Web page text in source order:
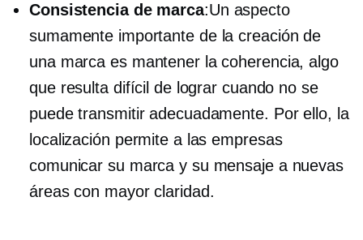
Consistencia de marca:Un aspecto
sumamente importante de la creación de
una marca es mantener la coherencia, algo
que resulta difícil de lograr cuando no se
puede transmitir adecuadamente. Por ello, la
localización permite a las empresas
comunicar su marca y su mensaje a nuevas
áreas con mayor claridad.